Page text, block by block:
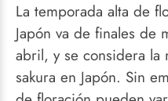
La temporada alta de
Japón va de finales de
abril, y se considera la
sakura en Japón. Sin